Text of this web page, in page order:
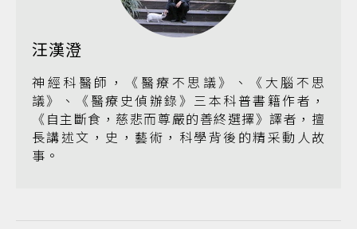
汪漢澄
神經科醫師，《醫療不思議》、《大腦不思
議》、《醫療史偵辦錄》三本科普書籍作者，
《自主斷食，慈悲而尊嚴的善終選擇》譯者，擅
長講述文，史，藝術，科學背後的精采動人故
事。